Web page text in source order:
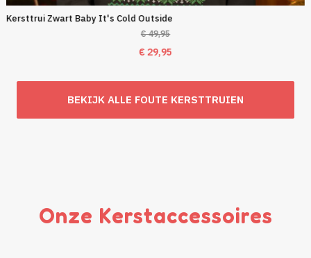
Kersttrui Zwart Baby It's Cold Outside
€49,95
Oorspronkelijke
was:
€29,95
is:
BEKIJK ALLE FOUTE KERSTTRUIEN
Onze Kerstaccessoires